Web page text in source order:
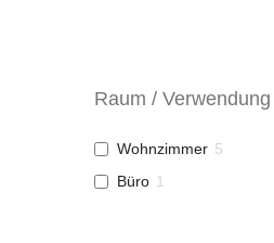
Raum / Verwendung
Wohnzimmer 5
Büro 1